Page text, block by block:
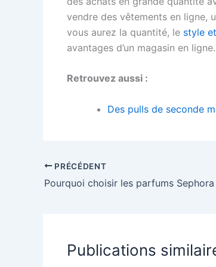
vendre des vêtements en ligne,
vous aurez la quantité, le style
avantages d’un magasin en
Retrouvez aussi :
Des pulls de seconde
PRÉCÉDENT
Pourquoi choisir les parfums Sephora
Publications